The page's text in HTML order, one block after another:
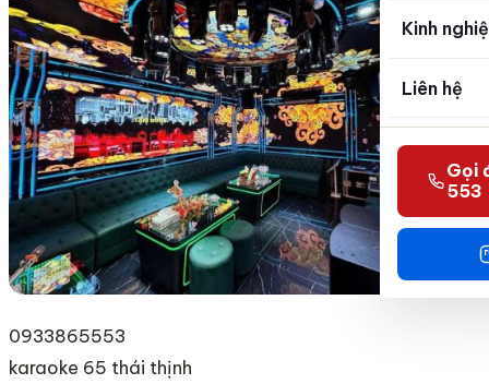
Kinh
Liên hệ
Gọi
553
0933865553
karaoke 65 thái thịnh